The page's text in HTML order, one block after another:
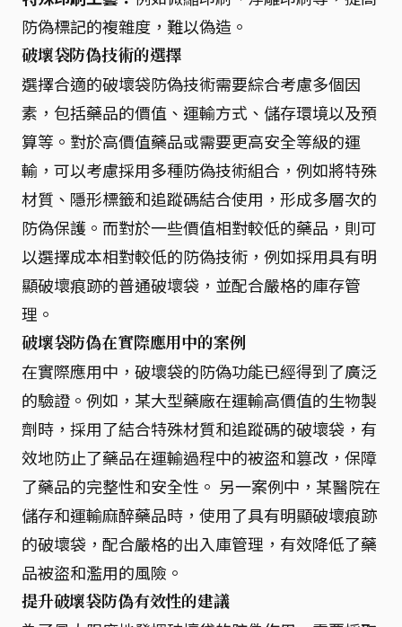
防偽標記的複雜度，難以偽造。
破壞袋防偽技術的選擇
選擇合適的破壞袋防偽技術需要綜合考慮多個因
素，包括藥品的價值、運輸方式、儲存環境以及預
算等。對於高價值藥品或需要更高安全等級的運
輸，可以考慮採用多種防偽技術組合，例如將特殊
材質、隱形標籤和追蹤碼結合使用，形成多層次的
防偽保護。而對於一些價值相對較低的藥品，則可
以選擇成本相對較低的防偽技術，例如採用具有明
顯破壞痕跡的普通破壞袋，並配合嚴格的庫存管
理。
破壞袋防偽在實際應用中的案例
在實際應用中，破壞袋的防偽功能已經得到了廣泛
的驗證。例如，某大型藥廠在運輸高價值的生物製
劑時，採用了結合特殊材質和追蹤碼的破壞袋，有
效地防止了藥品在運輸過程中的被盜和篡改，保障
了藥品的完整性和安全性。 另一案例中，某醫院在
儲存和運輸麻醉藥品時，使用了具有明顯破壞痕跡
的破壞袋，配合嚴格的出入庫管理，有效降低了藥
品被盜和濫用的風險。
提升破壞袋防偽有效性的建議